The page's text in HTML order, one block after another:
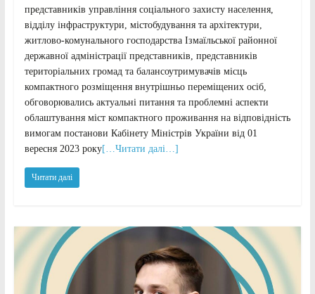
представників управління соціального захисту населення,
відділу інфраструктури, містобудування та архітектури,
житлово-комунального господарства Ізмаїльської районної
державної адміністрації представників, представників
територіальних громад та балансоутримувачів місць
компактного розміщення внутрішньо переміщених осіб,
обговорювались актуальні питання та проблемні аспекти
облаштування міст компактного проживання на відповідність
вимогам постанови Кабінету Міністрів України від 01
вересня 2023 року[…Читати далі…]
Читати далі